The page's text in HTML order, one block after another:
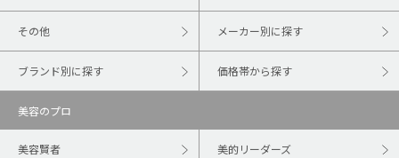
その他 メーカー別に探す
ブランド別に探す 価格帯から探す
美容のプロ
美容賢者 美的リーダーズ